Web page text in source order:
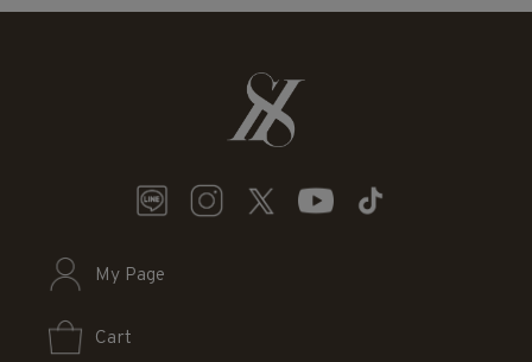
Nondiniちゃん
寄付金は、安全な飲み水や貯蓄タンクの支給、
女の子に対する意識啓発の取り組みなどに
My Page
Cart